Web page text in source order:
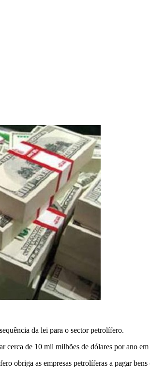
da lei para o sector petrolífero.
cerca de 10 mil milhões de dólares por ano
obriga as empresas petrolíferas a pagar